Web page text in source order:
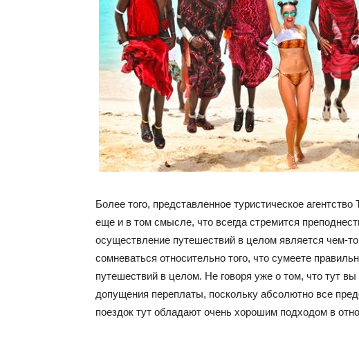
Более того, представленное туристическое
еще и в том смысле, что всегда стремится
осуществление путешествий в целом является чем-
сомневаться относительно того, что сумеете
путешествий в целом. Не говоря уже о том, что тут
допущения переплаты, поскольку абсолютно все
поездок тут обладают очень хорошим подходом в